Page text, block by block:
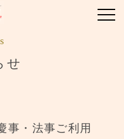
せ
事・法事ご利用